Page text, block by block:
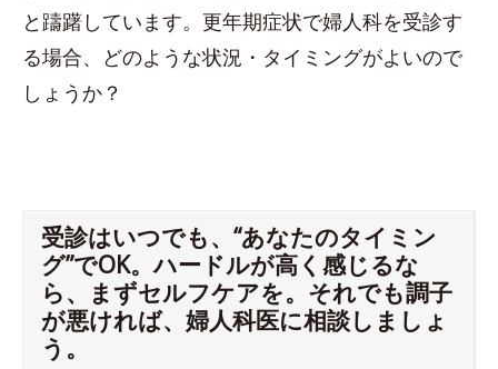
と躊躇しています。更年期症状で婦人科を受診す
る場合、どのような状況・タイミングがよいので
しょうか？
受診はいつでも、“あなたのタイミン
グ”でOK。ハードルが高く感じるな
ら、まずセルフケアを。それでも調子
が悪ければ、婦人科医に相談しましょ
う。